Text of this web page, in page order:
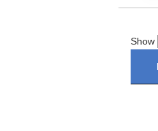
Show